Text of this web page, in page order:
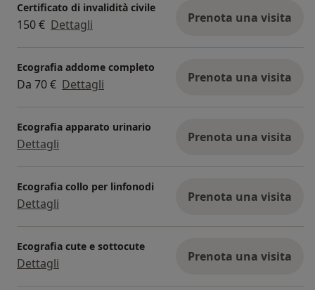
Certificato di invalidità civile
150 € Dettagli Prenota una visita
Ecografia addome completo
Da 70 € Dettagli Prenota una visita
Ecografia apparato urinario
Dettagli Prenota una visita
Ecografia collo per linfonodi
Dettagli Prenota una visita
Ecografia cute e sottocute
Dettagli Prenota una visita